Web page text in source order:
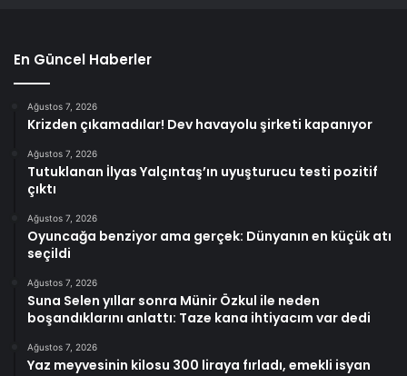
En Güncel Haberler
Ağustos 7, 2026
Krizden çıkamadılar! Dev havayolu şirketi kapanıyor
Ağustos 7, 2026
Tutuklanan İlyas Yalçıntaş’ın uyuşturucu testi pozitif
çıktı
Ağustos 7, 2026
Oyuncağa benziyor ama gerçek: Dünyanın en küçük atı
seçildi
Ağustos 7, 2026
Suna Selen yıllar sonra Münir Özkul ile neden
boşandıklarını anlattı: Taze kana ihtiyacım var dedi
Ağustos 7, 2026
Yaz meyvesinin kilosu 300 liraya fırladı, emekli isyan